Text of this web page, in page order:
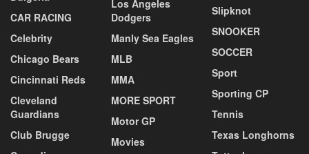
CAR RACING
Celebrity
Chicago Bears
Cincinnati Reds
Cleveland
Guardians
Club Brugge
Los Angeles
Dodgers
Manly Sea Eagles
MLB
MMA
MORE SPORT
Motor GP
Movies
Slipknot
SNOOKER
SOCCER
Sport
Sporting CP
Tennis
Texas Longhorns